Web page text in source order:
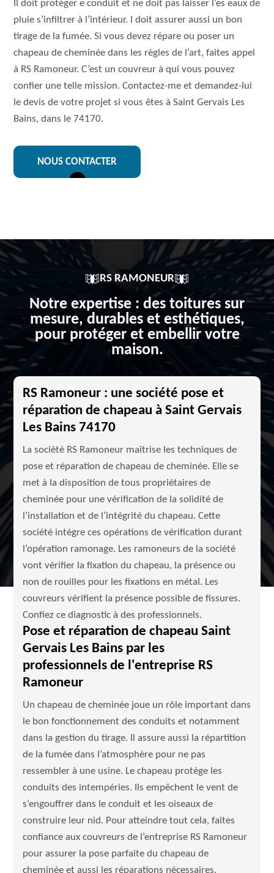
Il doit protéger e conduit et ne doit pas laisser l’es eaux de
pluie s’infiltrer à l’intérieur. I doit assurer aussi un bon
tirage de la fumée. Si vous devez répare ou poser un
chapeau de cheminée dans les règles de l’art, faites appel
à RS Ramoneur. C’est un couvreur à qui vous pouvez
confier une telle mission. Contactez-me et demandez-lui
le devis de votre projet si vous êtes à Saint Gervais Les
Bains, dans le 74170.
NOUS CONTACTER
RS RAMONEUR
Notre expertise : des toitures sur
mesure, durables et esthétiques,
pour protéger et embellir votre
maison.
RS Ramoneur : une société pose et
réparation de chapeau à Saint Gervais
Les Bains 74170
La société RS Ramoneur maîtrise les techniques de
pose et réparation de chapeau de cheminée. Elle se
met à la disposition de tous propriétaires de
cheminée pour une vérification de la solidité de
l’installation et de l’intégrité du chapeau. Cette
société intègre ces opérations de vérification durant
l’opération ramonage. Les ramoneurs de la société
vont vérifier la fixation du chapeau, la présence ou
non de rouilles pour les fixations en métal. Les
couvreurs vérifient la présence possible de fissures.
Confiez ce diagnostic à des professionnels.
Pose et réparation de chapeau Saint
Gervais Les Bains par les
professionnels de l'entreprise RS
Ramoneur
Un chapeau de cheminée joue un rôle important dans
le bon fonctionnement des conduits et notamment
dans la gestion du tirage. Il assure aussi la répartition
de la fumée dans l’atmosphère pour ne pas
ressembler à une usine. Le chapeau protège les
conduits des intempéries. Ils empêchent le vent de
s’engouffrer dans le conduit et les oiseaux de
construire leur nid. Pour atteindre tout cela, faites
confiance aux couvreurs de l’entreprise RS Ramoneur
pour assurer la pose parfaite du chapeau de
cheminée et aussi les réparations nécessaires.